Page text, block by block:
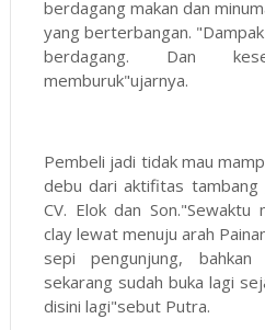
berdagang makan dan
yang berterbangan.
berdagang. Dan
memburuk"ujarnya.
Pembeli jadi tidak mau
debu dari aktifitas tambang
CV. Elok dan Son."Sewaktu
clay lewat menuju arah
sepi pengunjung,
sekarang sudah buka lagi
disini lagi"sebut Putra.